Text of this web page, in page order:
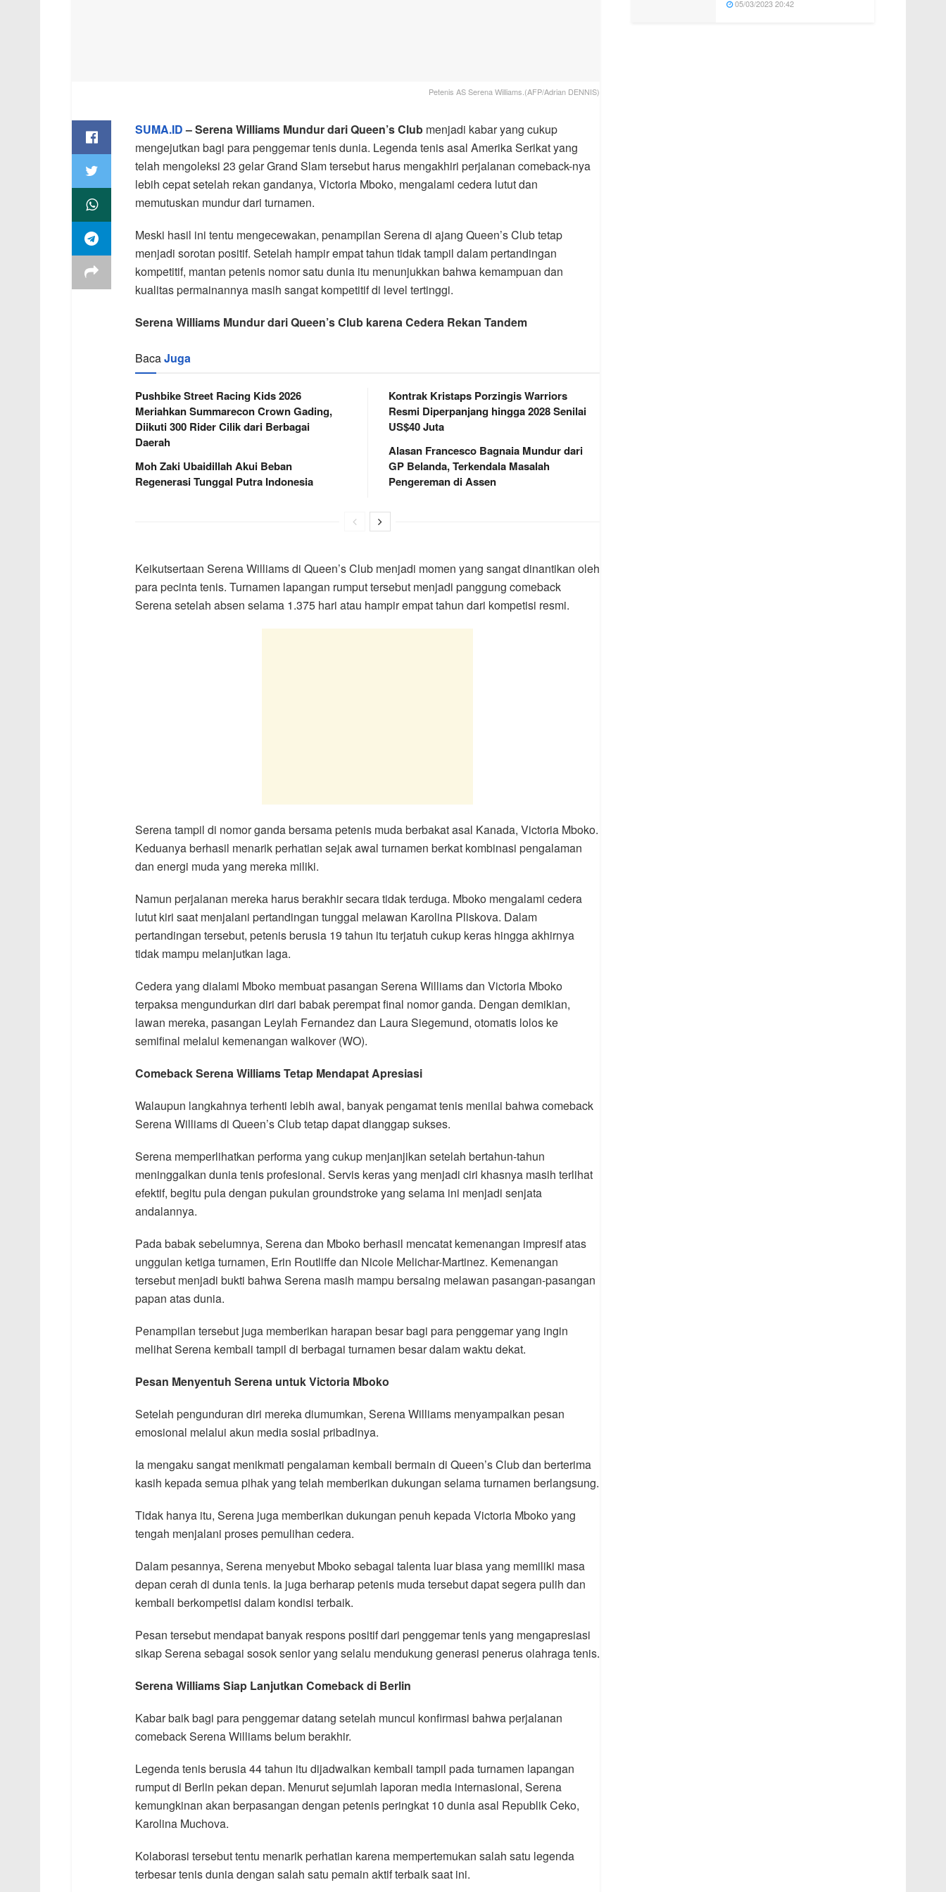
Petenis AS Serena Williams.(AFP/Adrian DENNIS)
SUMA.ID– Serena Williams Mundur dari Queen’s Club menjadi kabar yang cukup
mengejutkan bagi para penggemar tenis dunia. Legenda tenis asal Amerika Serikat yang
telah mengoleksi 23 gelar Grand Slam tersebut harus mengakhiri perjalanan comeback-nya
lebih cepat setelah rekan gandanya, Victoria Mboko, mengalami cedera lutut dan
memutuskan mundur dari turnamen.
Meski hasil ini tentu mengecewakan, penampilan Serena di ajang Queen’s Club tetap
menjadi sorotan positif. Setelah hampir empat tahun tidak tampil dalam pertandingan
kompetitif, mantan petenis nomor satu dunia itu menunjukkan bahwa kemampuan dan
kualitas permainannya masih sangat kompetitif di level tertinggi.
Serena Williams Mundur dari Queen’s Club karena Cedera Rekan Tandem
BacaJuga
Pushbike Street Racing Kids 2026
Meriahkan Summarecon Crown Gading,
Diikuti 300 Rider Cilik dari Berbagai
Daerah
Moh Zaki Ubaidillah Akui Beban
Regenerasi Tunggal Putra Indonesia
Kontrak Kristaps Porzingis Warriors
Resmi Diperpanjang hingga 2028 Senilai
US$40 Juta
Alasan Francesco Bagnaia Mundur dari
GP Belanda, Terkendala Masalah
Pengereman di Assen
Keikutsertaan Serena Williams di Queen’s Club menjadi momen yang sangat dinantikan oleh
para pecinta tenis. Turnamen lapangan rumput tersebut menjadi panggung comeback
Serena setelah absen selama 1.375 hari atau hampir empat tahun dari kompetisi resmi.
Serena tampil di nomor ganda bersama petenis muda berbakat asal Kanada, Victoria Mboko.
Keduanya berhasil menarik perhatian sejak awal turnamen berkat kombinasi pengalaman
dan energi muda yang mereka miliki.
Namun perjalanan mereka harus berakhir secara tidak terduga. Mboko mengalami cedera
lutut kiri saat menjalani pertandingan tunggal melawan Karolina Pliskova. Dalam
pertandingan tersebut, petenis berusia 19 tahun itu terjatuh cukup keras hingga akhirnya
tidak mampu melanjutkan laga.
Cedera yang dialami Mboko membuat pasangan Serena Williams dan Victoria Mboko
terpaksa mengundurkan diri dari babak perempat final nomor ganda. Dengan demikian,
lawan mereka, pasangan Leylah Fernandez dan Laura Siegemund, otomatis lolos ke
semifinal melalui kemenangan walkover (WO).
Comeback Serena Williams Tetap Mendapat Apresiasi
Walaupun langkahnya terhenti lebih awal, banyak pengamat tenis menilai bahwa comeback
Serena Williams di Queen’s Club tetap dapat dianggap sukses.
Serena memperlihatkan performa yang cukup menjanjikan setelah bertahun-tahun
meninggalkan dunia tenis profesional. Servis keras yang menjadi ciri khasnya masih terlihat
efektif, begitu pula dengan pukulan groundstroke yang selama ini menjadi senjata
andalannya.
Pada babak sebelumnya, Serena dan Mboko berhasil mencatat kemenangan impresif atas
unggulan ketiga turnamen, Erin Routliffe dan Nicole Melichar-Martinez. Kemenangan
tersebut menjadi bukti bahwa Serena masih mampu bersaing melawan pasangan-pasangan
papan atas dunia.
Penampilan tersebut juga memberikan harapan besar bagi para penggemar yang ingin
melihat Serena kembali tampil di berbagai turnamen besar dalam waktu dekat.
Pesan Menyentuh Serena untuk Victoria Mboko
Setelah pengunduran diri mereka diumumkan, Serena Williams menyampaikan pesan
emosional melalui akun media sosial pribadinya.
Ia mengaku sangat menikmati pengalaman kembali bermain di Queen’s Club dan berterima
kasih kepada semua pihak yang telah memberikan dukungan selama turnamen berlangsung.
Tidak hanya itu, Serena juga memberikan dukungan penuh kepada Victoria Mboko yang
tengah menjalani proses pemulihan cedera.
Dalam pesannya, Serena menyebut Mboko sebagai talenta luar biasa yang memiliki masa
depan cerah di dunia tenis. Ia juga berharap petenis muda tersebut dapat segera pulih dan
kembali berkompetisi dalam kondisi terbaik.
Pesan tersebut mendapat banyak respons positif dari penggemar tenis yang mengapresiasi
sikap Serena sebagai sosok senior yang selalu mendukung generasi penerus olahraga tenis.
Serena Williams Siap Lanjutkan Comeback di Berlin
Kabar baik bagi para penggemar datang setelah muncul konfirmasi bahwa perjalanan
comeback Serena Williams belum berakhir.
Legenda tenis berusia 44 tahun itu dijadwalkan kembali tampil pada turnamen lapangan
rumput di Berlin pekan depan. Menurut sejumlah laporan media internasional, Serena
kemungkinan akan berpasangan dengan petenis peringkat 10 dunia asal Republik Ceko,
Karolina Muchova.
Kolaborasi tersebut tentu menarik perhatian karena mempertemukan salah satu legenda
terbesar tenis dunia dengan salah satu pemain aktif terbaik saat ini.
05/03/2023 20:42